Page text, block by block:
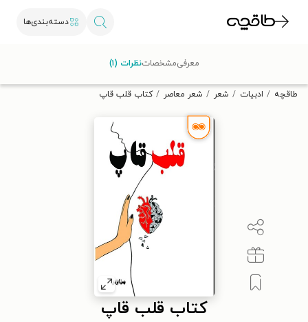
دسته‌بندی‌ها
تخفیف از طاقچه دریافت کن.
طاقچه ادبیات شعر شعر معاصر کتاب قلب قاپ
کتاب قلب قاپ
معرفیمشخصاتنظرات (۱)